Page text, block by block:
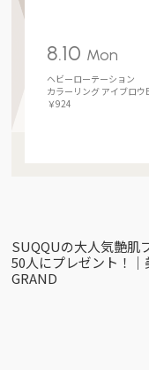
8.10 Mon
ヘビーローテーション
カラーリング アイブロウ
￥924
SUQQUの大人気艶肌
50人にプレゼント！｜
GRAND